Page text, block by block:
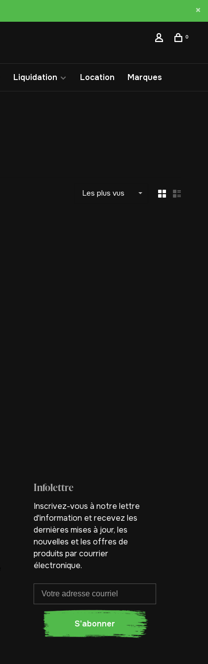
0
Liquidation Location Marques
Les plus vus
Infolettre
Inscrivez-vous à notre lettre
d'information et recevez les
dernières mises à jour, les
nouvelles et les offres de
produits par courrier
électronique.
S'abonner